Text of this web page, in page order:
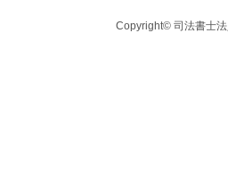
Copyright© 司法書士